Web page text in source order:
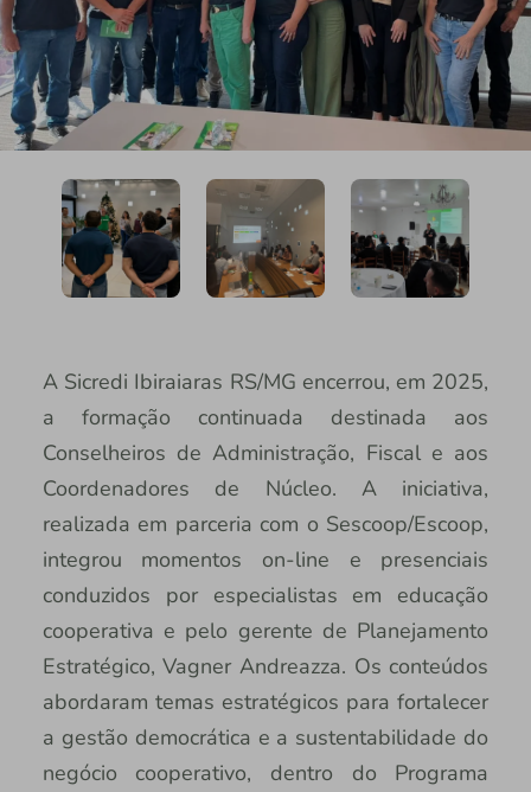
A Sicredi Ibiraiaras RS/MG encerrou, em 2025,
a formação continuada destinada aos
Conselheiros de Administração, Fiscal e aos
Coordenadores de Núcleo. A iniciativa,
realizada em parceria com o Sescoop/Escoop,
integrou momentos on-line e presenciais
conduzidos por especialistas em educação
cooperativa e pelo gerente de Planejamento
Estratégico, Vagner Andreazza. Os conteúdos
abordaram temas estratégicos para fortalecer
a gestão democrática e a sustentabilidade do
negócio cooperativo, dentro do Programa